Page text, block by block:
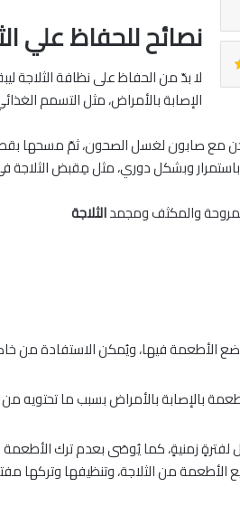
نصائح للحفاظ علي
لا بدّ من الحفاظ على نظافة الثلاجة
الإصابة بالأمراض، مثل التسمم
مع صابون لغسل الصحون، ثمّ
باستمرار وبشكل دوري، مثل مِقبض الثلاجة
والمكثف ومجمدالثلاجة
لحين وصول درجة حرارتها إلى 4 درجة مئوية وذلك قبل وضع الأطعمة
بالإصابة بالأمراض بسبب ما تحتويه من
زمنيةٍ، كما يُوصَى بعدم ترك
من الثلاجة، وتنظيفها وتركها